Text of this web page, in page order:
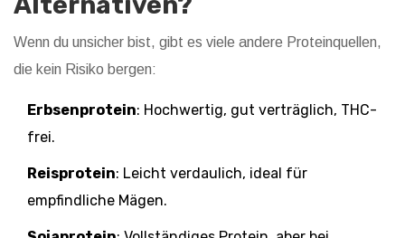
Wenn du unsicher bist, gibt es viele andere Proteinquellen,
die kein Risiko bergen:
Erbsenprotein: Hochwertig, gut verträglich, THC-
frei.
Reisprotein: Leicht verdaulich, ideal für
empfindliche Mägen.